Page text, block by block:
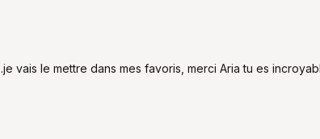
vais le mettre dans mes favoris, merci Aria tu es